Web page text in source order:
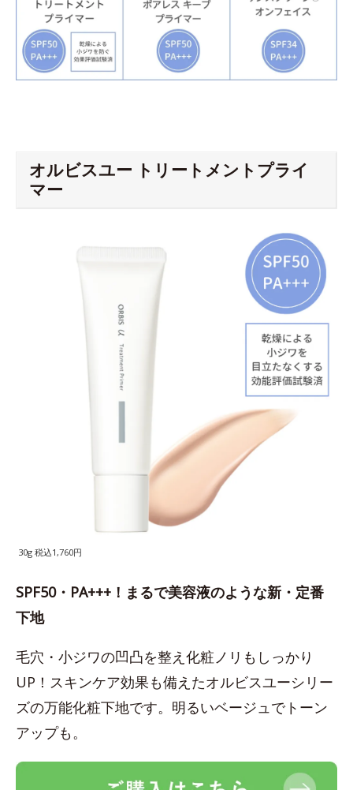
オルビスユー トリートメントプライ
マー
30g 税込1,760円
SPF50・PA+++！まるで美容液のような新・定番
下地
毛穴・小ジワの凹凸を整え化粧ノリもしっかり
UP！スキンケア効果も備えたオルビスユーシリー
ズの万能化粧下地です。明るいベージュでトーン
アップも。